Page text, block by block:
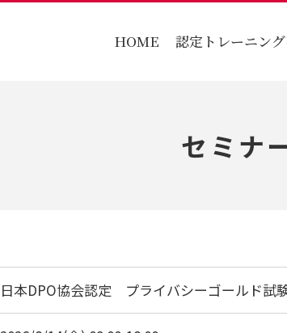
HOME 認定トレーニン
セミナ
日本DPO協会認定 プライバシーゴールド試